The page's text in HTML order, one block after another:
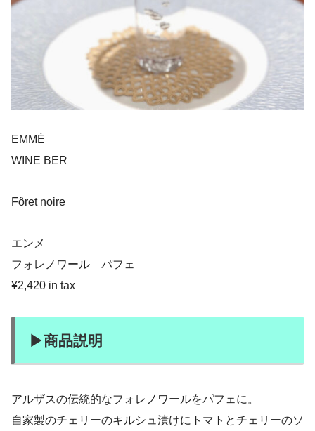
EMMÉ
WINE BER
Fôret noire
エンメ
フォレノワール パフェ
¥2,420 in tax
▶︎商品説明
アルザスの伝統的なフォレノワールをパフェに。
自家製のチェリーのキルシュ漬けにトマトとチェリーのソ